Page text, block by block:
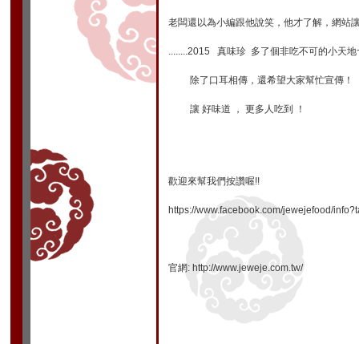
老闆還以為小編跟他說笑，他才了解，網站
........2015 真味珍 多了個非吃不可的小天地
除了口耳相傳，還希望大家幫忙宣傳！
讓 好味道 ， 更多人吃到 ！
歡迎來幫我們按讚喔!!
https://www.facebook.com/jewejefood/
官網: http://www.jeweje.com.tw/